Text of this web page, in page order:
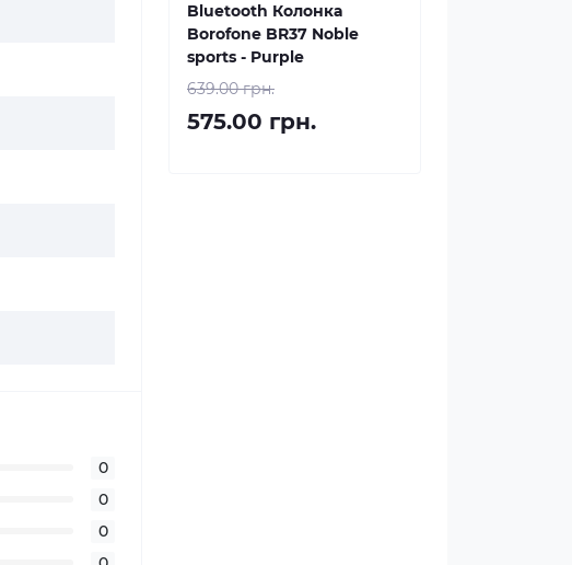
0
0
0
Bluetooth Колонка
Borofone BR37 Noble
sports - Purple
639.00 грн.
575.00 грн.